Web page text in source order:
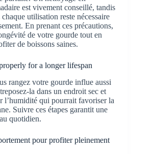
est vivement conseillé, tandis
utilisation reste nécessaire
En prenant ces précautions,
de votre gourde tout en
de boissons saines.
for a longer lifespan
rangez votre gourde influe aussi
la dans un endroit sec et
l’humidité qui pourrait favoriser la
Suivre ces étapes garantit une
quotidien.
pour profiter pleinement